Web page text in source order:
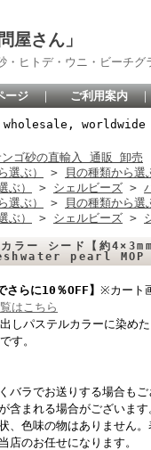
屋さん」
・ヒトデ・ウニ・ビーチ
ージ ｜ ご利用案内
worldwide
ゴ砂の直輸入 通販 卸売
選ぶ） > 貝の種類から選
ぶ） > シェルビーズ >
選ぶ） > 貝の種類から選
ぶ） > シェルビーズ >
ラー シード【約
pearl
さらに10％OFF】 ※カート
はこちら
しパステルカラーに染め
す。
バラでお送りする場合もご
まれる場合がございます
、色味の物はありません。
のお任せになります。